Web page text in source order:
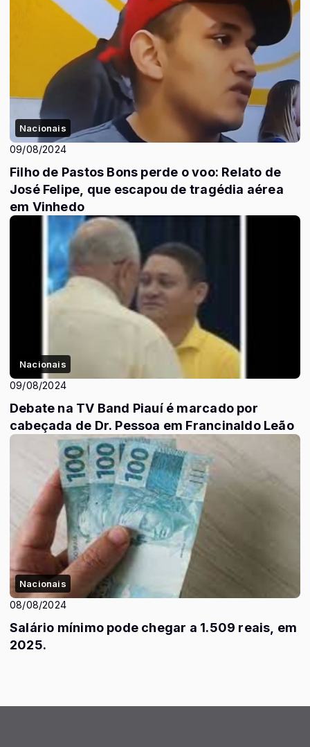
Nacionais
09/08/2024
Filho de Pastos Bons perde o voo: Relato de
José Felipe, que escapou de tragédia aérea
em Vinhedo
Nacionais
09/08/2024
Debate na TV Band Piauí é marcado por
cabeçada de Dr. Pessoa em Francinaldo Leão
Nacionais
08/08/2024
Salário mínimo pode chegar a 1.509 reais, em
2025.